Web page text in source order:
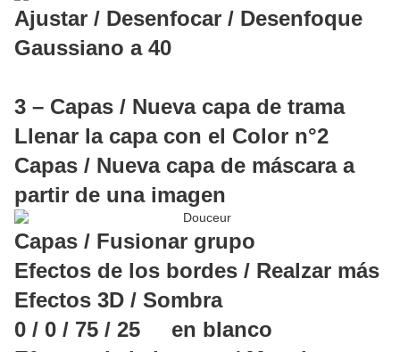
Ajustar / Desenfocar / Desenfoque
Gaussiano a 40
3 – Capas / Nueva capa de trama
Llenar la capa con el Color n°2
Capas / Nueva capa de máscara a
partir de una imagen
Capas / Fusionar grupo
Efectos de los bordes / Realzar más
Efectos 3D / Sombra
0 / 0 / 75 / 25 en blanco